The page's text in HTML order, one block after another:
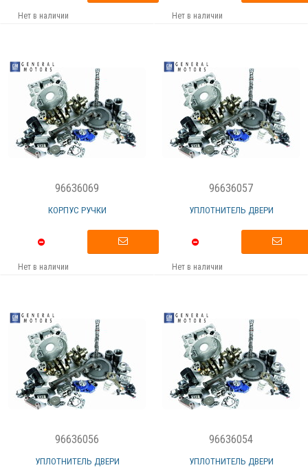
Нет в наличии Нет в наличии
96636069
КОРПУС РУЧКИ
Нет в наличии
96636057
УПЛОТНИТЕЛЬ ДВЕРИ
Нет в наличии
96636056
УПЛОТНИТЕЛЬ ДВЕРИ
96636054
УПЛОТНИТЕЛЬ ДВЕРИ